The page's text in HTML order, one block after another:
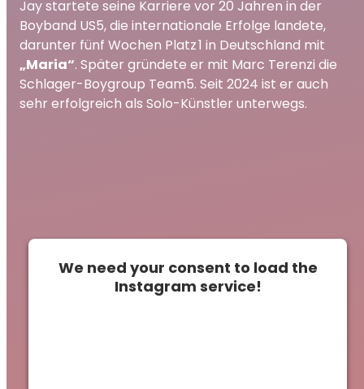
Jay startete seine Karriere vor 20 Jahren in der
Boyband US5, die internationale Erfolge landete,
darunter fünf Wochen Platz 1 in Deutschland mit
„Maria“. Später gründete er mit Marc Terenzi die
Schlager-Boygroup Team5. Seit 2024 ist er auch
sehr erfolgreich als Solo-Künstler unterwegs.
We need your consent to load the
Instagram service!